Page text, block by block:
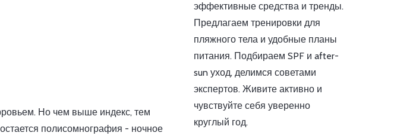
Но чем выше индекс, тем
полисомнография - ночное
эффективные средства и тренды.
Предлагаем тренировки для
пляжного тела и удобные планы
питания. Подбираем SPF и after-
sun уход, делимся советами
экспертов. Живите активно и
чувствуйте себя уверенно
круглый год.